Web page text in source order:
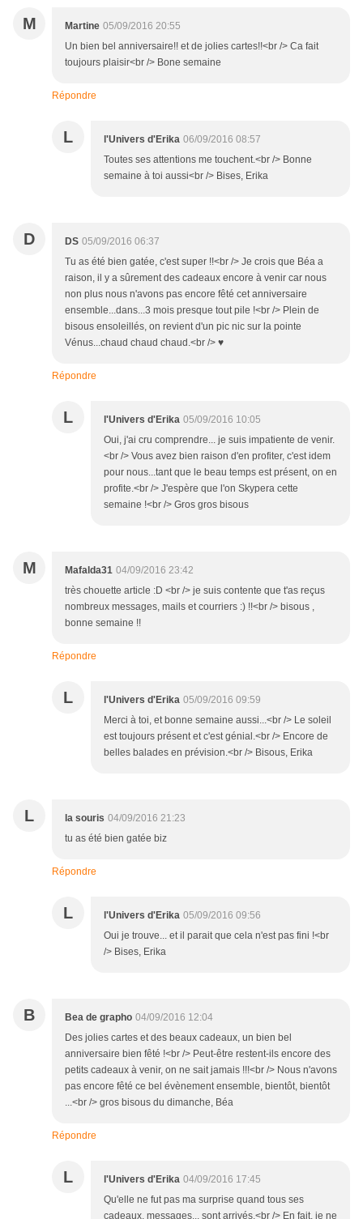
M Martine 05/09/2016 20:55
Un bien bel anniversaire!! et de jolies cartes!!<br /> Ca fait
toujours plaisir<br /> Bone semaine
Répondre
L l'Univers d'Erika 06/09/2016 08:57
Toutes ses attentions me touchent.<br /> Bonne
semaine à toi aussi<br /> Bises, Erika
D DS 05/09/2016 06:37
Tu as été bien gatée, c'est super !!<br /> Je crois que Béa a
raison, il y a sûrement des cadeaux encore à venir car nous
non plus nous n'avons pas encore fêté cet anniversaire
ensemble...dans...3 mois presque tout pile !<br /> Plein de
bisous ensoleillés, on revient d'un pic nic sur la pointe
Vénus...chaud chaud chaud.<br /> ♥
Répondre
L l'Univers d'Erika 05/09/2016 10:05
Oui, j'ai cru comprendre... je suis impatiente de venir.
<br /> Vous avez bien raison d'en profiter, c'est idem
pour nous...tant que le beau temps est présent, on en
profite.<br /> J'espère que l'on Skypera cette
semaine !<br /> Gros gros bisous
M Mafalda31 04/09/2016 23:42
très chouette article :D <br /> je suis contente que t'as reçus
nombreux messages, mails et courriers :) !!<br /> bisous ,
bonne semaine !!
Répondre
L l'Univers d'Erika 05/09/2016 09:59
Merci à toi, et bonne semaine aussi...<br /> Le soleil
est toujours présent et c'est génial.<br /> Encore de
belles balades en prévision.<br /> Bisous, Erika
L la souris 04/09/2016 21:23
tu as été bien gatée biz
Répondre
L l'Univers d'Erika 05/09/2016 09:56
Oui je trouve... et il parait que cela n'est pas fini !<br
/> Bises, Erika
B Bea de grapho 04/09/2016 12:04
Des jolies cartes et des beaux cadeaux, un bien bel
anniversaire bien fêté !<br /> Peut-être restent-ils encore des
petits cadeaux à venir, on ne sait jamais !!!<br /> Nous n'avons
pas encore fêté ce bel évènement ensemble, bientôt, bientôt
...<br /> gros bisous du dimanche, Béa
Répondre
L l'Univers d'Erika 04/09/2016 17:45
Qu'elle ne fut pas ma surprise quand tous ses
cadeaux, messages... sont arrivés.<br /> En fait, je ne